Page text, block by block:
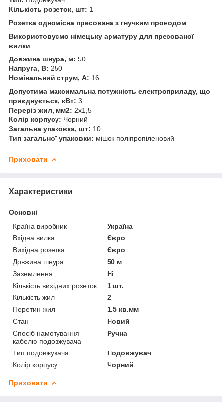
Кількість розеток, шт: 1
Розетка одномісна пресована з гнучким проводом
Використовуємо німецьку арматуру для пресованої
вилки
Довжина шнура, м: 50
Напруга, В: 250
Номінальний струм, А: 16
Допустима максимальна потужність електроприладу, що
приєднується, кВт: 3
Переріз жил, мм2: 2х1,5
Колір корпусу: Чорний
Загальна упаковка, шт: 10
Тип загальної упаковки: мішок поліпропіленовий
Приховати
Характеристики
Основні
Країна виробник
Україна
Вхідна вилка
Євро
Вихідна розетка
Євро
Довжина шнура
50 м
Заземлення
Ні
Кількість вихідних розеток
1 шт.
Кількість жил
2
Перетин жил
1.5 кв.мм
Стан
Новий
Спосіб намотування
кабелю подовжувача
Ручна
Тип подовжувача
Подовжувач
Колір корпусу
Чорний
Приховати